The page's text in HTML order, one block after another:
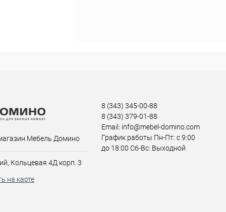
Мебель Домино
Кольцевая 4Д корп. 3
на карте
8 (343) 345-00-88
8 (343) 379-01-88
Email: info@mebel-domino.com
График работы Пн-Пт: с 9:00
до 18:00 Сб-Вс: Выходной